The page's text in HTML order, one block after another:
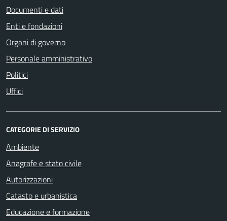
Documenti e dati
Enti e fondazioni
Organi di governo
Personale amministrativo
Politici
Uffici
CATEGORIE DI SERVIZIO
Ambiente
Anagrafe e stato civile
Autorizzazioni
Catasto e urbanistica
Educazione e formazione